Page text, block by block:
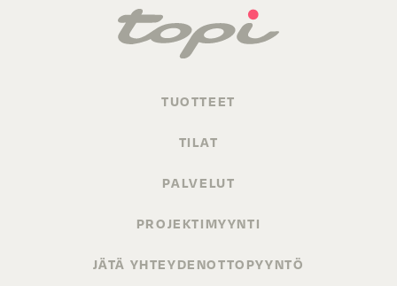
TUOTTEET
TILAT
PALVELUT
PROJEKTIMYYNTI
JÄTÄ YHTEYDENOTTOPYYNTÖ